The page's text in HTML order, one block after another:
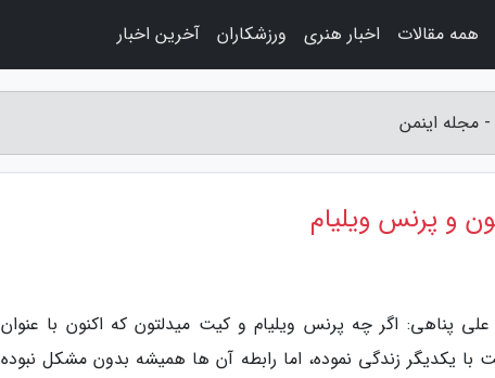
- مجله اینمن
و پرنس ویلیام
پناهی: اگر چه پرنس ویلیام و کیت میدلتون که اکنون با عنوان
شناخته می گردد بیش از 15 سال است با یکدیگر زندگی نموده، اما رابطه آن ها همیشه بدون مشکل نبوده
همه مقالات اخبار هنری ورزشکاران آخرین اخبار